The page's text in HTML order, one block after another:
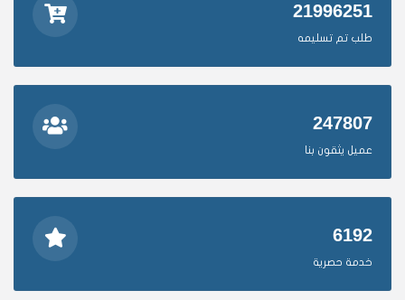
21996251
طلب تم تسليمه
247807
عميل يثقون بنا
6192
خدمة حصرية